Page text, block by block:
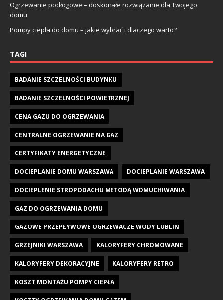
Ogrzewanie podłogowe – doskonałe rozwiązanie dla Twojego
domu
Pompy ciepła do domu – jakie wybrać i dlaczego warto?
TAGI
BADANIE SZCZELNOŚCI BUDYNKU
BADANIE SZCZELNOŚCI POWIETRZNEJ
CENA GAZU DO OGRZEWANIA
CENTRALNE OGRZEWANIE NA GAZ
CERTYFIKATY ENERGETYCZNE
DOCIEPLANIE DOMU WARSZAWA DOCIEPLANIE WARSZAWA
DOCIEPLENIE STROPODACHU METODĄ WDMUCHIWANIA
GAZ DO OGRZEWANIA DOMU
GAZOWE PRZEPŁYWOWE OGRZEWACZE WODY LUBLIN
GRZEJNIKI WARSZAWA KALORYFERY CHROMOWANE
KALORYFERY DEKORACYJNE KALORYFERY RETRO
KOSZT MONTAŻU POMPY CIEPŁA